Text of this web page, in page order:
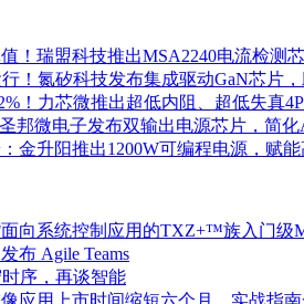
！瑞盟科技推出MSA2240电流检测
！氮矽科技发布集成驱动GaN芯片
！力芯微推出超低内阻、超低失真
邦微电子发布双输出电源芯片，简
金升阳推出1200W可编程电源，赋
向系统控制应用的TXZ+™族入门级
布 Agile Teams
序，再谈智能
应用上市时间缩短六个月，实战指